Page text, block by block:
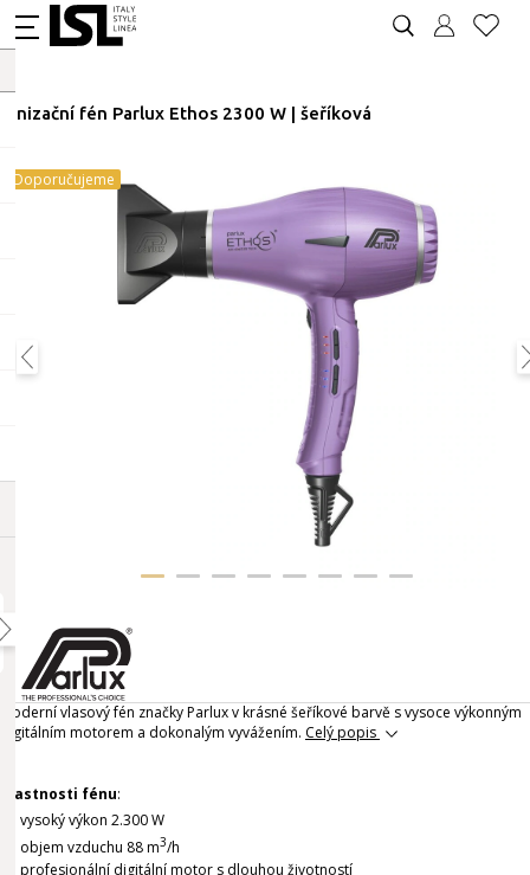
Ionizační fén Parlux Ethos 2300 W | šeříková
Doporučujeme
Moderní vlasový fén značky Parlux v krásné šeříkové barvě s vysoce výkonným
digitálním motorem a dokonalým vyvážením. Celý popis
Vlastnosti fénu:
vysoký výkon 2.300 W
objem vzduchu 88 m3/h
profesionální digitální motor s dlouhou životností